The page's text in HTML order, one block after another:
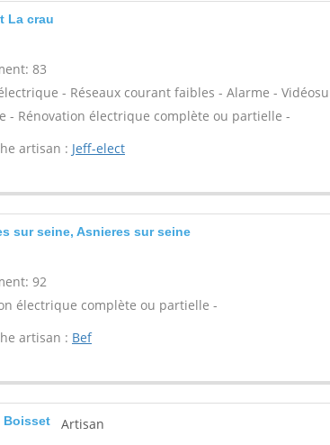
La crau
83
- Réseaux courant faibles - Alarme -
- Rénovation électrique complète ou partielle -
artisan : Jeff-elect
sur seine, Asnieres sur seine
92
électrique complète ou partielle -
artisan : Bef
Boisset Artisan